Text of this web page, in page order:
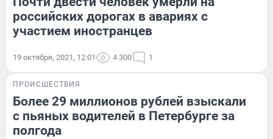
российских дорогах в авариях с
участием иностранцев
19 октября, 2021, 12:01 4 300 1
ПРОИСШЕСТВИЯ
Более 29 миллионов рублей взыскали
с пьяных водителей в Петербурге за
полгода